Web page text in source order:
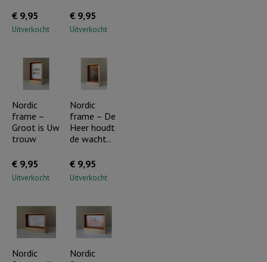
€ 9,95
Uitverkocht
€ 9,95
Uitverkocht
Nordic
frame –
Groot is Uw
trouw
€ 9,95
Uitverkocht
Nordic
frame – De
Heer houdt
de wacht..
€ 9,95
Uitverkocht
Nordic
Nordic